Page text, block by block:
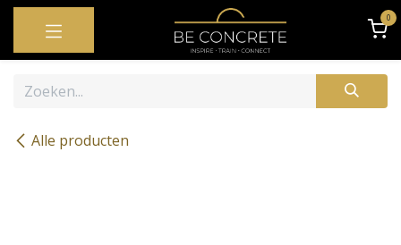
OVERSLAAN NAAR INHOUD 0
Alle producten